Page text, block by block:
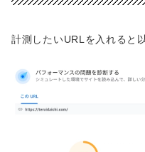
計測したいURLを入れると